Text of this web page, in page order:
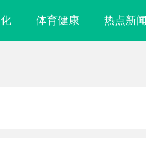
体育健康 热点新闻